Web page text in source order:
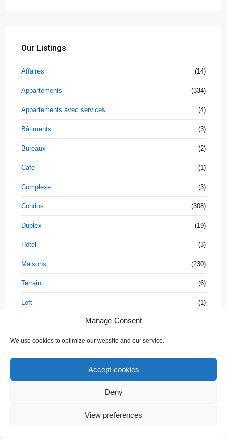
Manage Consent
We use cookies to optimize our website and our service.
Accept cookies
Deny
View preferences
Our Listings
Affaires (14)
Appartements (334)
Appartements avec services (4)
Bâtiments (3)
Bureaux (2)
Cafe (1)
Complexe (3)
Condos (308)
Duplex (19)
Hôtel (3)
Maisons (230)
Terrain (6)
Loft (1)
Nouveaux Projets
Penthouses (25)
Shophouse (3)